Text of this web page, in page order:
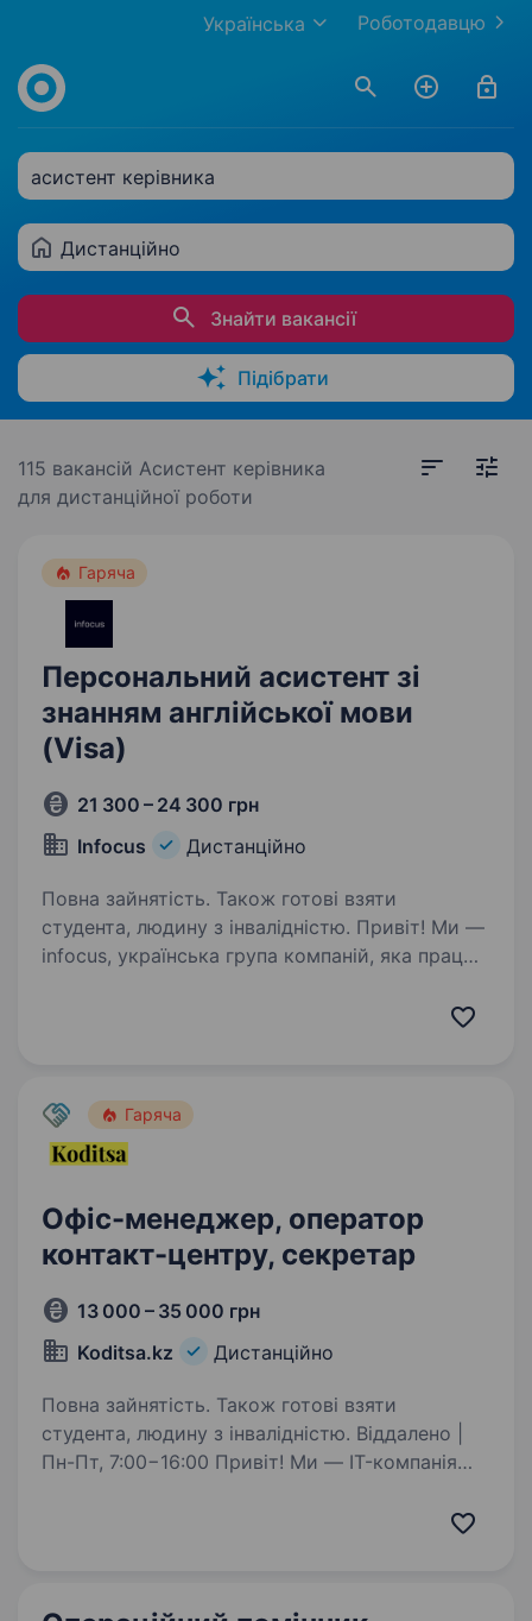
Роботодавцю
Українська
асистент керівника
Дистанційно
Знайти вакансії
Підібрати
115 вакансій Асистент керівника
для дистанційної роботи
Гаряча
Персональний асистент зі
знанням англійської мови
(Visa)
21 300 – 24 300 грн
Infocus
Дистанційно
Повна зайнятість. Також готові взяти
студента, людину з інвалідністю. Привіт! Ми —
infocus, українська група компаній, яка працює
бізнесам розвиватися в сферах клієнтського
Гаряча
Офіс-менеджер, оператор
контакт-центру, секретар
13 000 – 35 000 грн
Koditsa.kz
Дистанційно
Повна зайнятість. Також готові взяти
студента, людину з інвалідністю. Віддалено |
Пн-Пт, 7:00−16:00 Привіт! Ми — IT-компанія
бізнесу впроваджувати та супроводжувати